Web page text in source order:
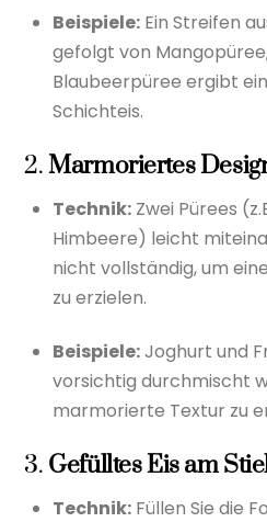
Beispiele: Ein Streifen
gefolgt von
Blaubeerpüree ergibt
Schichteis.
2.Marmoriertes
Technik: Zwei Pürees
Himbeere) leicht
nicht vollständig, um
zu erzielen.
Beispiele:Joghurt und
vorsichtig durchmischt
marmorierte Textur zu
3. Gefülltes Eis am
Technik: Füllen Sie die